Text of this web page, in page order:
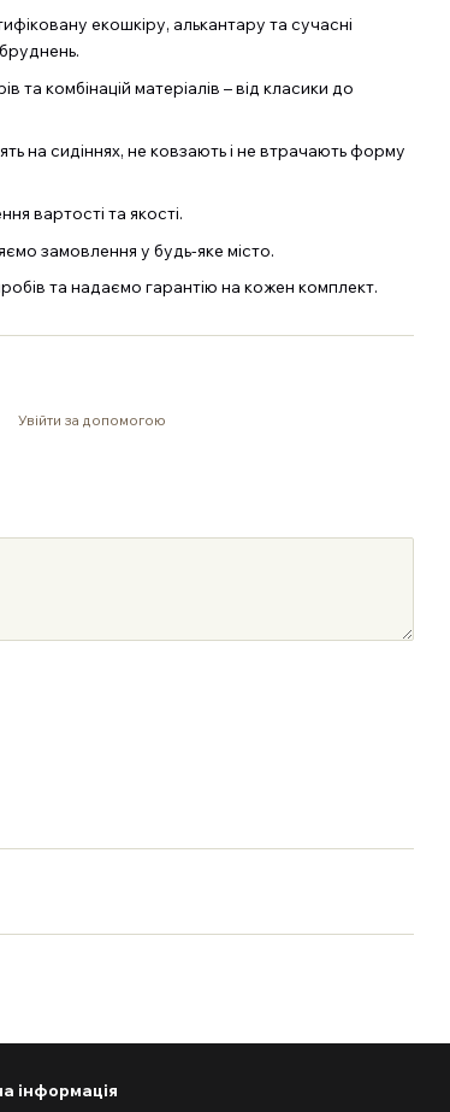
екошкіру, алькантару та сучасні
та комбінацій матеріалів – від класики до
на сидіннях, не ковзають і не втрачають форму
вартості та якості.
замовлення у будь-яке місто.
та надаємо гарантію на кожен комплект.
Увійти за допомогою
інформація